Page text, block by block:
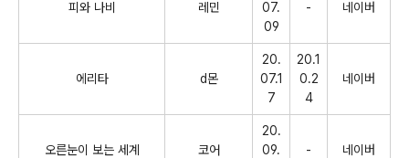
피와 나비 레민
07.
09
- 네이버
에리타 d몬
20.
07.1
7
20.1
0.2
4
네이버
오른눈이 보는 세계 코어
20.
09.
- 네이버